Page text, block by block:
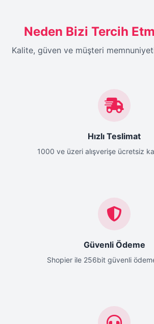
Neden Bizi Tercih
Kalite, güven ve müşteri
Hızlı Teslimat
1000 ve üzeri alışverişe ücretsiz
Güvenli Ödeme
Shopier ile 256bit güvenli